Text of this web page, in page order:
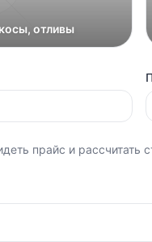
отливы
прайс и рассчитать